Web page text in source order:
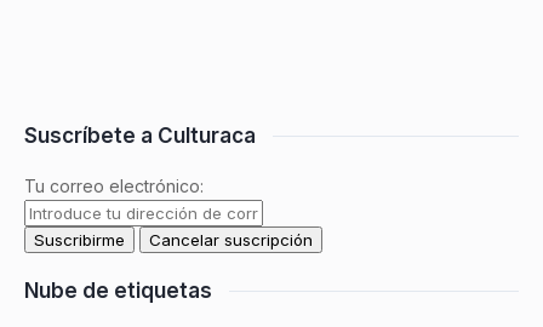
Suscríbete a Culturaca
Tu correo electrónico:
Nube de etiquetas